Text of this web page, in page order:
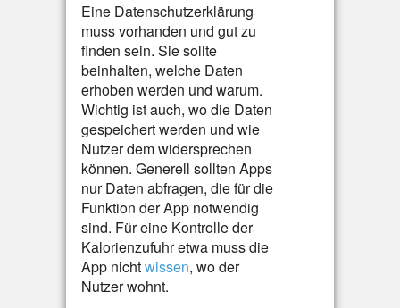
Eine Datenschutzerklärung
muss vorhanden und gut zu
finden sein. Sie sollte
beinhalten, welche Daten
erhoben werden und warum.
Wichtig ist auch, wo die Daten
gespeichert werden und wie
Nutzer dem widersprechen
können. Generell sollten Apps
nur Daten abfragen, die für die
Funktion der App notwendig
sind. Für eine Kontrolle der
Kalorienzufuhr etwa muss die
App nichtwissen, wo der
Nutzer wohnt.